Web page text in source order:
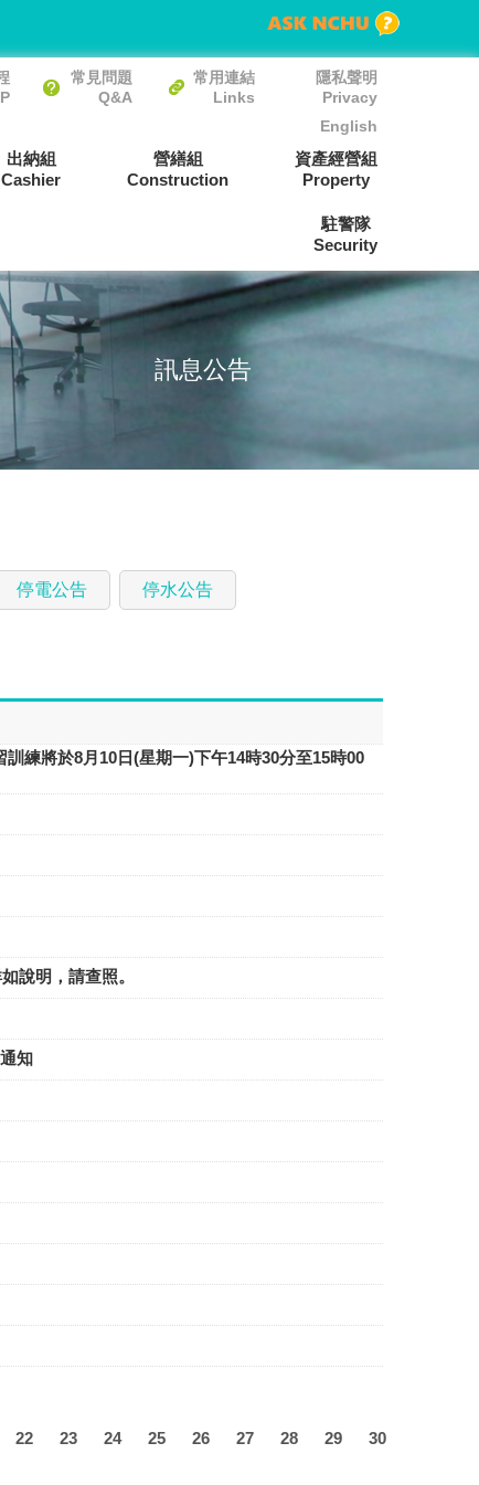
常見問題
Q&A
常用連結
Links
隱私聲明
Privacy
English
出納組
Cashier
營繕組
Construction
資產經營組
Property
駐警隊
Security
訊息公告
停電公告 停水公告
練將於8月10日(星期一)下午14時30分至15時00
說明，請查照。
知
22 23 24 25 26 27 28 29 30